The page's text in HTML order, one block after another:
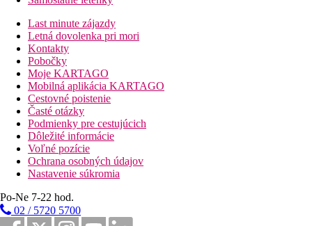
Last minute zájazdy
Letná dovolenka pri mori
Kontakty
Pobočky
Moje KARTAGO
Mobilná aplikácia KARTAGO
Cestovné poistenie
Časté otázky
Podmienky pre cestujúcich
Dôležité informácie
Voľné pozície
Ochrana osobných údajov
Nastavenie súkromia
Po-Ne 7-22 hod.
02 / 5720 5700